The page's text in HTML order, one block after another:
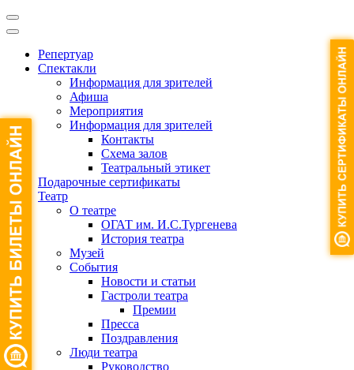
Репертуар
Спектакли
Информация для зрителей
Афиша
Мероприятия
Информация для зрителей
Контакты
Схема залов
Театральный этикет
Подарочные сертификаты
Театр
О театре
ОГАТ им. И.С.Тургенева
История театра
Музей
События
Новости и статьи
Гастроли театра
Премии
Пресса
Поздравления
Люди театра
Руководство